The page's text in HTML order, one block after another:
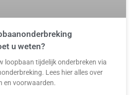
u weten?
loopbaan tijdelijk onderbreken via
Lees hier alles over
en voorwaarden.